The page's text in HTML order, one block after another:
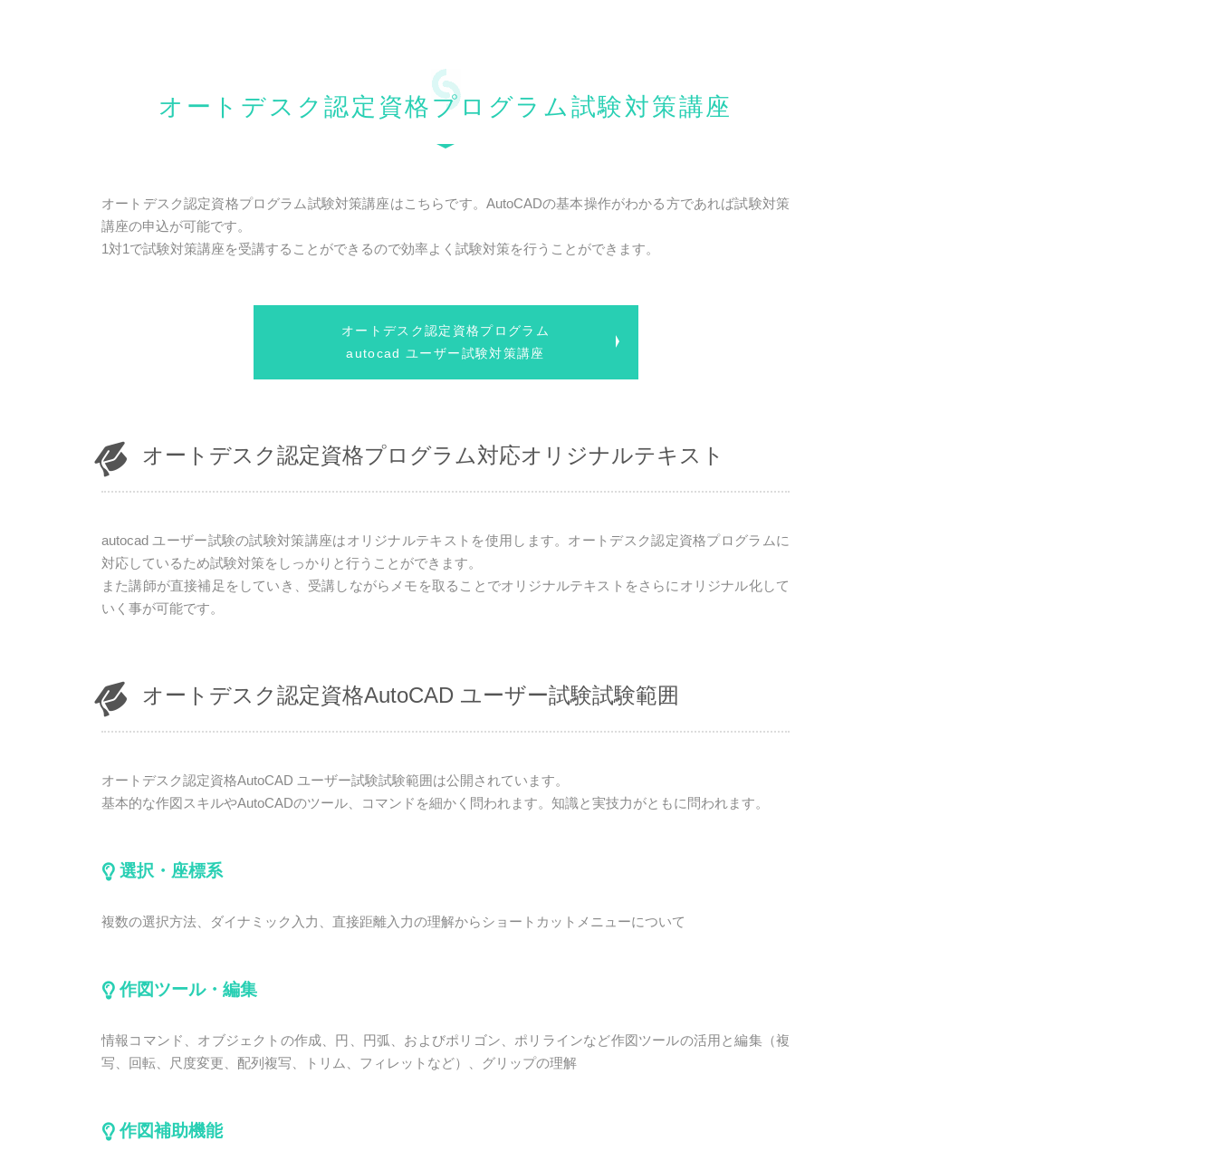
オートデスク認定資格プログラム試験対策講座
オートデスク認定資格プログラム試験対策講座はこちらです。AutoCADの基本操作がわかる方であれば試験対策
講座の申込が可能です。
1対1で試験対策講座を受講することができるので効率よく試験対策を行うことができます。
オートデスク認定資格プログラム
autocad ユーザー試験対策講座
オートデスク認定資格プログラム対応オリジナルテキスト
autocad ユーザー試験の試験対策講座はオリジナルテキストを使用します。オートデスク認定資格プログラムに
対応しているため試験対策をしっかりと行うことができます。
また講師が直接補足をしていき、受講しながらメモを取ることでオリジナルテキストをさらにオリジナル化して
いく事が可能です。
オートデスク認定資格AutoCAD ユーザー試験試験範囲
オートデスク認定資格AutoCAD ユーザー試験試験範囲は公開されています。
基本的な作図スキルやAutoCADのツール、コマンドを細かく問われます。知識と実技力がともに問われます。
選択・座標系
複数の選択方法、ダイナミック入力、直接距離入力の理解からショートカットメニューについて
作図ツール・編集
情報コマンド、オブジェクトの作成、円、円弧、およびポリゴン、ポリラインなど作図ツールの活用と編集（複
写、回転、尺度変更、配列複写、トリム、フィレットなど）、グリップの理解
作図補助機能